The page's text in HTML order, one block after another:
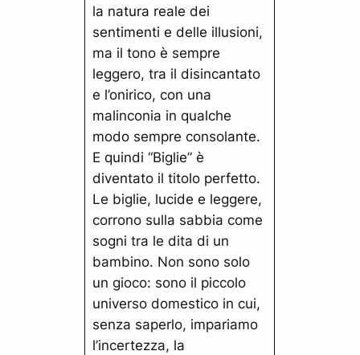
la natura reale dei
sentimenti e delle illusioni,
ma il tono è sempre
leggero, tra il disincantato
e l’onirico, con una
malinconia in qualche
modo sempre consolante.
E quindi “Biglie” è
diventato il titolo perfetto.
Le biglie, lucide e leggere,
corrono sulla sabbia come
sogni tra le dita di un
bambino. Non sono solo
un gioco: sono il piccolo
universo domestico in cui,
senza saperlo, impariamo
l’incertezza, la